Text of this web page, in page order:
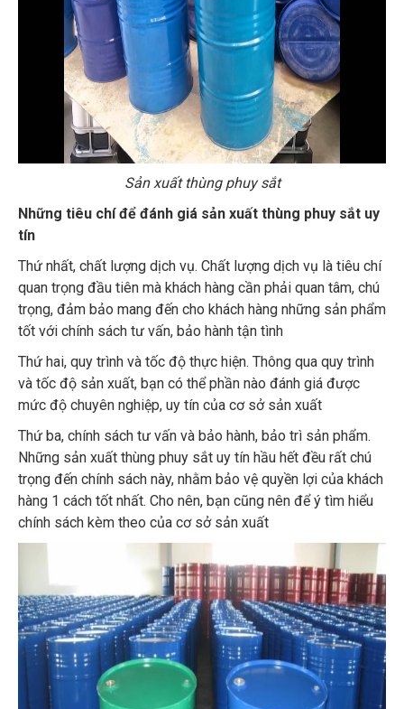
Sản xuất thùng phuy sắt
Những tiêu chí để đánh giá sản xuất thùng phuy sắt uy
tín
Thứ nhất, chất lượng dịch vụ. Chất lượng dịch vụ là tiêu chí
quan trọng đầu tiên mà khách hàng cần phải quan tâm, chú
trọng, đảm bảo mang đến cho khách hàng những sản phẩm
tốt với chính sách tư vấn, bảo hành tận tình
Thứ hai, quy trình và tốc độ thực hiện. Thông qua quy trình
và tốc độ sản xuất, bạn có thể phần nào đánh giá được
mức độ chuyên nghiệp, uy tín của cơ sở sản xuất
Thứ ba, chính sách tư vấn và bảo hành, bảo trì sản phẩm.
Những sản xuất thùng phuy sắt uy tín hầu hết đều rất chú
trọng đến chính sách này, nhằm bảo vệ quyền lợi của khách
hàng 1 cách tốt nhất. Cho nên, bạn cũng nên để ý tìm hiểu
chính sách kèm theo của cơ sở sản xuất